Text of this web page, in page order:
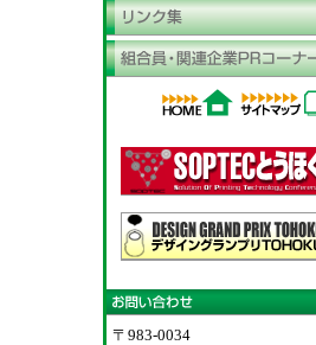
〒983-0034